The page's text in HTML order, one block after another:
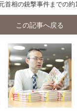
首相の銃撃事件までの
この記事へ戻る